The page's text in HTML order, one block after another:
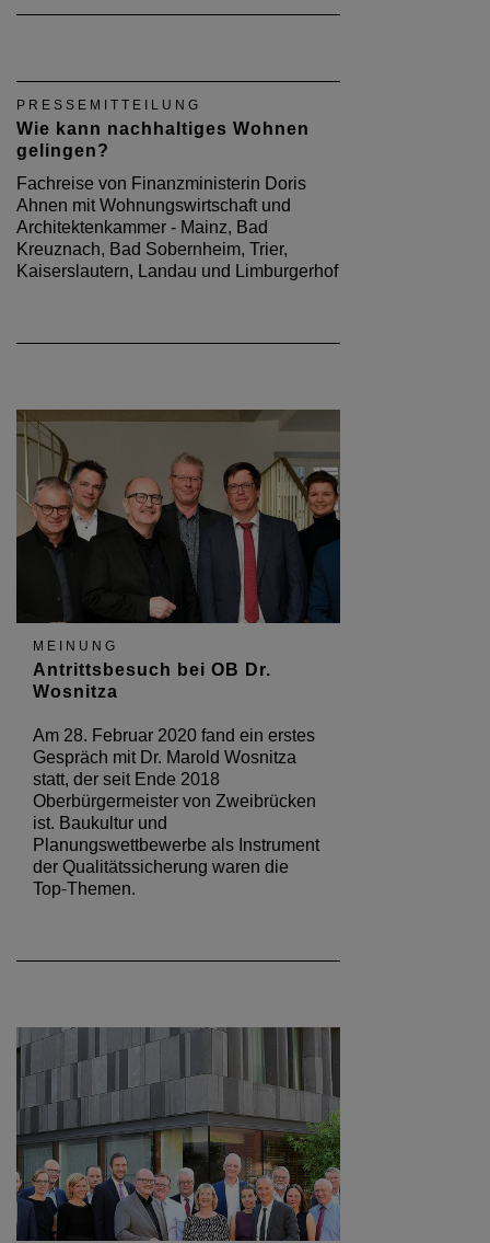
PRESSEMITTEILUNG
Wie kann nachhaltiges Wohnen
gelingen?
Fachreise von Finanzministerin Doris
Ahnen mit Wohnungswirtschaft und
Architektenkammer - Mainz, Bad
Kreuznach, Bad Sobernheim, Trier,
Kaiserslautern, Landau und Limburgerhof
MEINUNG
Antrittsbesuch bei OB Dr.
Wosnitza
Am 28. Februar 2020 fand ein erstes
Gespräch mit Dr. Marold Wosnitza
statt, der seit Ende 2018
Oberbürgermeister von Zweibrücken
ist. Baukultur und
Planungswettbewerbe als Instrument
der Qualitätssicherung waren die
Top-Themen.